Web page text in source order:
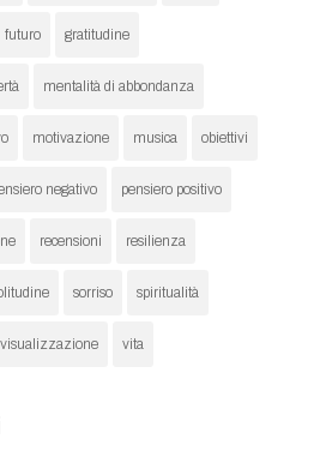
futuro gratitudine
mentalità di abbondanza
motivazione musica obiettivi
negativo pensiero positivo
recensioni resilienza
sorriso spiritualità
visualizzazione vita